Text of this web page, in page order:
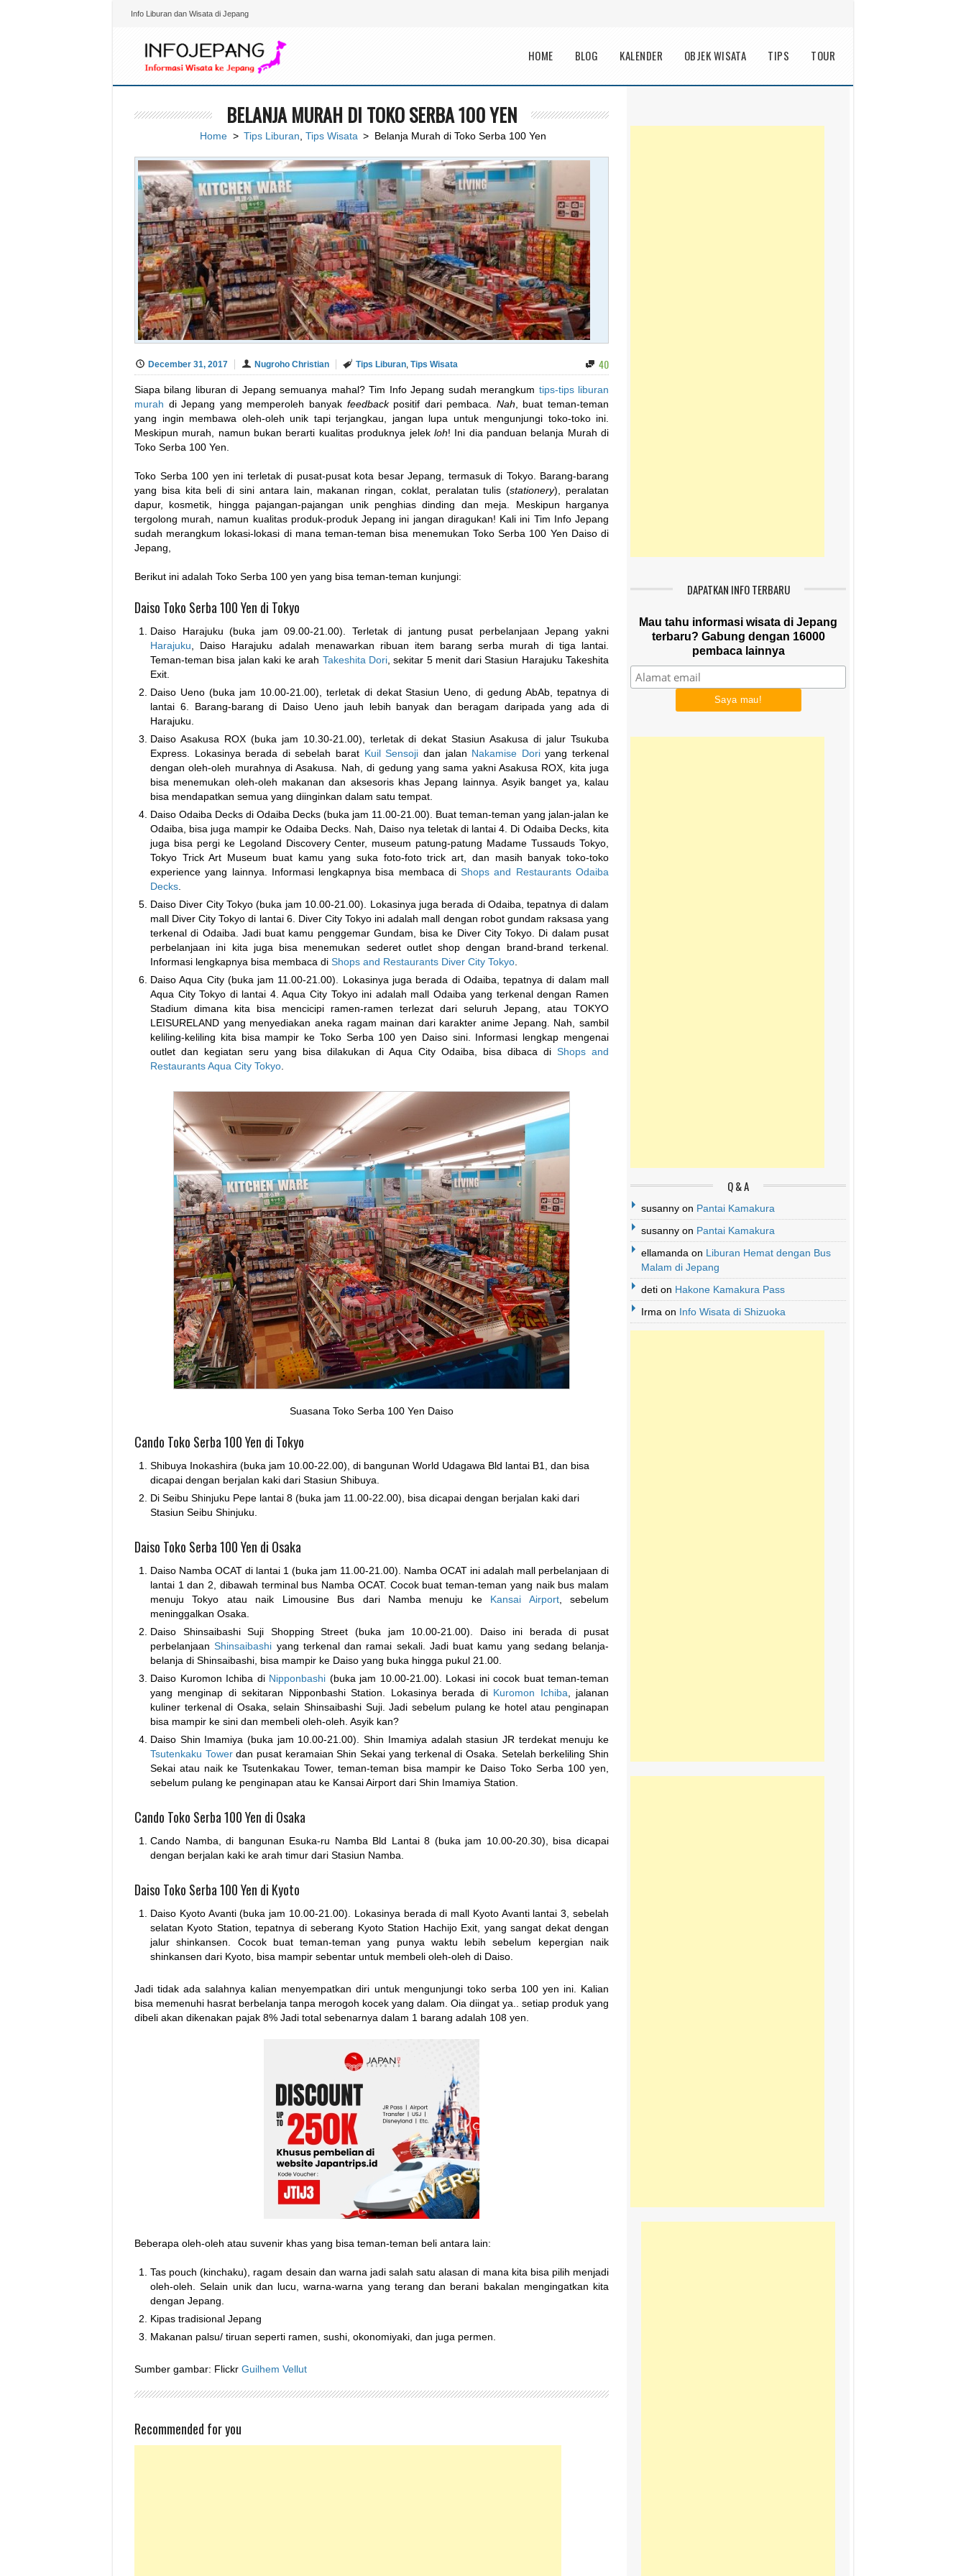
Info Liburan dan Wisata di Jepang
Main menu
HOME BLOG KALENDER OBJEK WISATA TIPS TOUR
BELANJA MURAH DI TOKO SERBA 100 YEN
Home> Tips Liburan Tips Wisata > Belanja Murah di Toko Serba 100 Yen
December 31, 2017 Nugroho Christian Tips Liburan, Tips Wisata 40
Siapa bilang liburan di Jepang semuanya mahal? Tim Info Jepang sudah merangkum tips-tips liburan
murah di Jepang yang memperoleh banyak feedbackpositif dari pembaca. Nah , buat teman-teman
yang ingin membawa oleh-oleh unik tapi terjangkau, jangan lupa untuk mengunjungi toko-toko ini.
Meskipun murah, namun bukan berarti kualitas produknya jelek loh! Ini dia panduan belanja Murah di
Toko Serba 100 Yen.
Toko Serba 100 yen ini terletak di pusat-pusat kota besar Jepang, termasuk di Tokyo. Barang-barang
yang bisa kita beli di sini antara lain, makanan ringan, coklat, peralatan tulis (stationery), peralatan
dapur, kosmetik, hingga pajangan-pajangan unik penghias dinding dan meja. Meskipun harganya
tergolong murah, namun kualitas produk-produk Jepang ini jangan diragukan! Kali ini Tim Info Jepang
sudah merangkum lokasi-lokasi di mana teman-teman bisa menemukan Toko Serba 100 Yen Daiso di
Jepang,
Berikut ini adalah Toko Serba 100 yen yang bisa teman-teman kunjungi:
Daiso Toko Serba 100 Yen di Tokyo
Daiso Harajuku (buka jam 09.00-21.00). Terletak di jantung pusat perbelanjaan Jepang yakni
Harajuku , Daiso Harajuku adalah menawarkan ribuan item barang serba murah di tiga lantai.
Teman-teman bisa jalan kaki ke arah Takeshita Dori , sekitar 5 menit dari Stasiun Harajuku Takeshita
Exit.
Daiso Ueno (buka jam 10.00-21.00), terletak di dekat Stasiun Ueno, di gedung AbAb, tepatnya di
lantai 6. Barang-barang di Daiso Ueno jauh lebih banyak dan beragam daripada yang ada di
Harajuku.
Daiso Asakusa ROX (buka jam 10.30-21.00), terletak di dekat Stasiun Asakusa di jalur Tsukuba
Express. Lokasinya berada di sebelah barat Kuil Sensoji dan jalan Nakamise Doriyang terkenal
dengan oleh-oleh murahnya di Asakusa. Nah, di gedung yang sama yakni Asakusa ROX, kita juga
bisa menemukan oleh-oleh makanan dan aksesoris khas Jepang lainnya. Asyik banget ya, kalau
bisa mendapatkan semua yang diinginkan dalam satu tempat.
Daiso Odaiba Decks di Odaiba Decks (buka jam 11.00-21.00). Buat teman-teman yang jalan-jalan ke
Odaiba, bisa juga mampir ke Odaiba Decks. Nah, Daiso nya teletak di lantai 4. Di Odaiba Decks, kita
juga bisa pergi ke Legoland Discovery Center, museum patung-patung Madame Tussauds Tokyo,
Tokyo Trick Art Museum buat kamu yang suka foto-foto trick art, dan masih banyak toko-toko
experience yang lainnya. Informasi lengkapnya bisa membaca diShops and Restaurants Odaiba
Decks
Daiso Diver City Tokyo (buka jam 10.00-21.00). Lokasinya juga berada di Odaiba, tepatnya di dalam
mall Diver City Tokyo di lantai 6. Diver City Tokyo ini adalah mall dengan robot gundam raksasa yang
terkenal di Odaiba. Jadi buat kamu penggemar Gundam, bisa ke Diver City Tokyo. Di dalam pusat
perbelanjaan ini kita juga bisa menemukan sederet outlet shop dengan brand-brand terkenal.
Informasi lengkapnya bisa membaca di Shops and Restaurants Diver City Tokyo
Daiso Aqua City (buka jam 11.00-21.00). Lokasinya juga berada di Odaiba, tepatnya di dalam mall
Aqua City Tokyo di lantai 4. Aqua City Tokyo ini adalah mall Odaiba yang terkenal dengan Ramen
Stadium dimana kita bisa mencicipi ramen-ramen terlezat dari seluruh Jepang, atau TOKYO
LEISURELAND yang menyediakan aneka ragam mainan dari karakter anime Jepang. Nah, sambil
keliling-keliling kita bisa mampir ke Toko Serba 100 yen Daiso sini. Informasi lengkap mengenai
outlet dan kegiatan seru yang bisa dilakukan di Aqua City Odaiba, bisa dibaca di Shops and
Restaurants Aqua City Tokyo
Suasana Toko Serba 100 Yen Daiso
Cando Toko Serba 100 Yen di Tokyo
Shibuya Inokashira (buka jam 10.00-22.00), di bangunan World Udagawa Bld lantai B1, dan bisa
dicapai dengan berjalan kaki dari Stasiun Shibuya.
Di Seibu Shinjuku Pepe lantai 8 (buka jam 11.00-22.00), bisa dicapai dengan berjalan kaki dari
Stasiun Seibu Shinjuku.
Daiso Toko Serba 100 Yen di Osaka
Daiso Namba OCAT di lantai 1 (buka jam 11.00-21.00). Namba OCAT ini adalah mall perbelanjaan di
lantai 1 dan 2, dibawah terminal bus Namba OCAT. Cocok buat teman-teman yang naik bus malam
menuju Tokyo atau naik Limousine Bus dari Namba menuju ke Kansai Airport, sebelum
meninggalkan Osaka.
Daiso Shinsaibashi Suji Shopping Street (buka jam 10.00-21.00). Daiso ini berada di pusat
perbelanjaanShinsaibashi yang terkenal dan ramai sekali. Jadi buat kamu yang sedang belanja-
belanja di Shinsaibashi, bisa mampir ke Daiso yang buka hingga pukul 21.00.
Daiso Kuromon Ichiba di Nipponbashi (buka jam 10.00-21.00). Lokasi ini cocok buat teman-teman
yang menginap di sekitaran Nipponbashi Station. Lokasinya berada di Kuromon Ichiba , jalanan
kuliner terkenal di Osaka, selain Shinsaibashi Suji. Jadi sebelum pulang ke hotel atau penginapan
bisa mampir ke sini dan membeli oleh-oleh. Asyik kan?
Daiso Shin Imamiya (buka jam 10.00-21.00). Shin Imamiya adalah stasiun JR terdekat menuju ke
Tsutenkaku Towerdan pusat keramaian Shin Sekai yang terkenal di Osaka. Setelah berkeliling Shin
Sekai atau naik ke Tsutenkakau Tower, teman-teman bisa mampir ke Daiso Toko Serba 100 yen,
sebelum pulang ke penginapan atau ke Kansai Airport dari Shin Imamiya Station.
Cando Toko Serba 100 Yen di Osaka
Cando Namba, di bangunan Esuka-ru Namba Bld Lantai 8 (buka jam 10.00-20.30), bisa dicapai
dengan berjalan kaki ke arah timur dari Stasiun Namba.
Daiso Toko Serba 100 Yen di Kyoto
Daiso Kyoto Avanti (buka jam 10.00-21.00). Lokasinya berada di mall Kyoto Avanti lantai 3, sebelah
selatan Kyoto Station, tepatnya di seberang Kyoto Station Hachijo Exit, yang sangat dekat dengan
jalur shinkansen. Cocok buat teman-teman yang punya waktu lebih sebelum kepergian naik
shinkansen dari Kyoto, bisa mampir sebentar untuk membeli oleh-oleh di Daiso.
Jadi tidak ada salahnya kalian menyempatkan diri untuk mengunjungi toko serba 100 yen ini. Kalian
bisa memenuhi hasrat berbelanja tanpa merogoh kocek yang dalam. Oia diingat ya.. setiap produk yang
dibeli akan dikenakan pajak 8% Jadi total sebenarnya dalam 1 barang adalah 108 yen.
Beberapa oleh-oleh atau suvenir khas yang bisa teman-teman beli antara lain:
Tas pouch (kinchaku), ragam desain dan warna jadi salah satu alasan di mana kita bisa pilih menjadi
oleh-oleh. Selain unik dan lucu, warna-warna yang terang dan berani bakalan mengingatkan kita
dengan Jepang.
Kipas tradisional Jepang
Makanan palsu/ tiruan seperti ramen, sushi, okonomiyaki, dan juga permen.
Sumber gambar: Flickr Guilhem Vellut
Recommended for you
DAPATKAN INFO TERBARU
Mau tahu informasi wisata di Jepang
terbaru? Gabung dengan 16000
pembaca lainnya
Q & A
susanny on Pantai Kamakura
susanny on Pantai Kamakura
ellamanda on Liburan Hemat dengan Bus
Malam di Jepang
deti on Hakone Kamakura Pass
Irma on Info Wisata di Shizuoka